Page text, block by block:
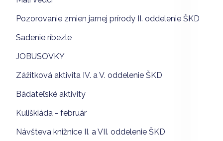
Pozorovanie zmien jarnej prírody II. oddelenie ŠKD
Sadenie ríbezle
JOBUSOVKY
Zážitková aktivita IV. a V. oddelenie ŠKD
Bádateľské aktivity
Kuliškiáda - február
Návšteva knižnice II. a VII. oddelenie ŠKD